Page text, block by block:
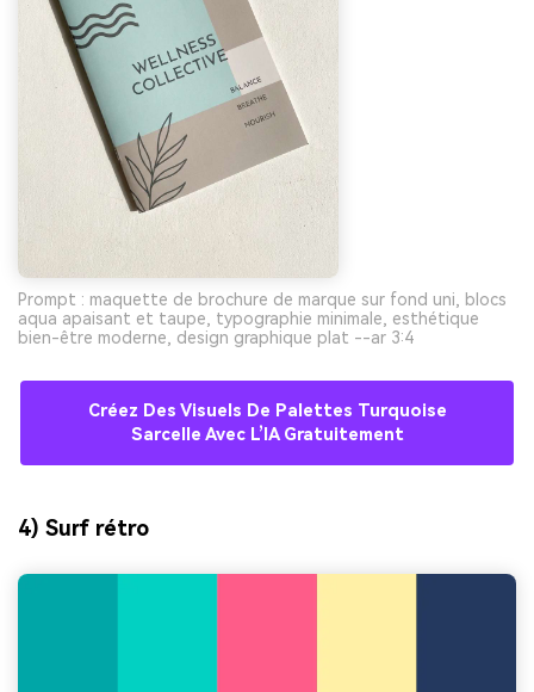
Prompt : maquette de brochure de marque sur fond uni, blocs
aqua apaisant et taupe, typographie minimale, esthétique
bien-être moderne, design graphique plat --ar 3:4
Créez Des Visuels De Palettes Turquoise
Sarcelle Avec L’IA Gratuitement
4) Surf rétro